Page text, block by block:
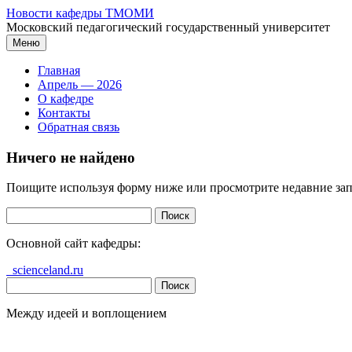
Перейти
к
содержимому
Новости кафедры ТМОМИ
Московский педагогический государственный университет
Меню
Главная
Апрель — 2026
О кафедре
Контакты
Обратная связь
Ничего не найдено
Поищите используя форму ниже или просмотрите недавние
Основной сайт кафедры:
scienceland.ru
Между идеей и воплощением